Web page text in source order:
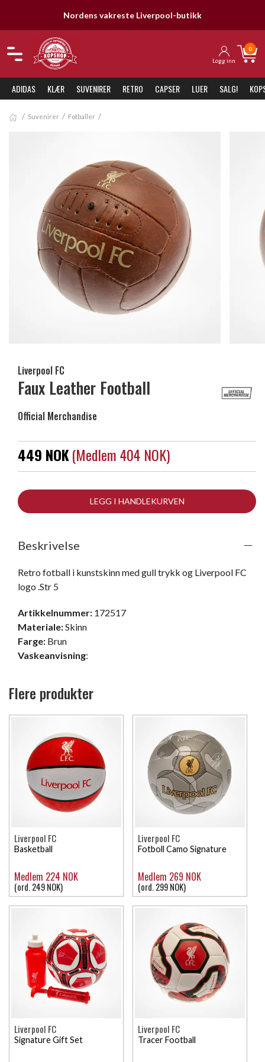
Nordens vakreste Liverpool-butikk
Logg inn
0
ADIDAS KLÆR SUVENIRER RETRO CAPSER LUER SALG!
Suvenirer Fotballer
Liverpool FC
Faux Leather Football
Official Merchandise
449 NOK(medlem 404 NOK)
LEGG I HANDLEKURVEN
Beskrivelse
Retro fotball i kunstskinn med gull trykk og Liverpool FC
logo .Str 5
Artikkelnummer: 172517
Materiale:Skinn
Farge: Brun
Vaskeanvisning:
Flere produkter
Liverpool FC
Basketball
Medlem 224 NOK
(ord. 249 NOK)
Liverpool FC
Fotboll Camo Signature
Medlem 269 NOK
(ord. 299 NOK)
Liverpool FC
Signature Gift Set
Liverpool FC
Tracer Football